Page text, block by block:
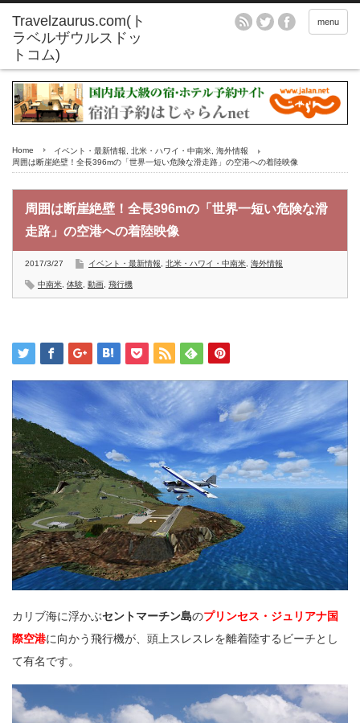
menu
Home イベント・最新情報 北米・ハワイ・中南米 海外情報
周囲は断崖絶壁！全長396mの「世界一短い危険な滑走路」の空港への着陸映像
周囲は断崖絶壁！全長396mの「世界一短い危険な滑
走路」の空港への着陸映像
2017/3/27 イベント・最新情報 北米・ハワイ・中南米 海外情報
中南米 体験 動画 飛行機
カリブ海に浮かぶセントマーチン島のプリンセス・ジュリアナ国
際空港に向かう飛行機が、頭上スレスレを離着陸するビーチとし
て有名です。